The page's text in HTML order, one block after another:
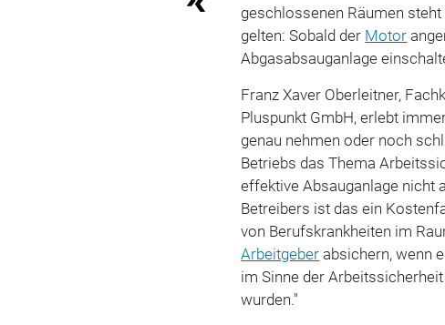
geschlossenen Räumen
gelten: Sobald der Motor
Abgasabsauganlage
Franz Xaver Oberleitner,
Pluspunkt GmbH, erlebt
genau nehmen oder noch
Betriebs das Thema
effektive Absauganlage nicht
Betreibers ist das ein
von Berufskrankheiten im
Arbeitgeber absichern, wenn
im Sinne der
wurden."